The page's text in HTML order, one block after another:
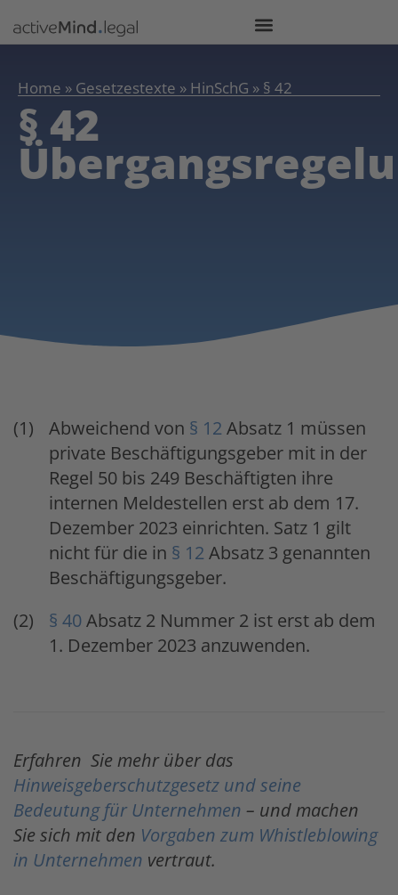
Home » Gesetzestexte » HinSchG » § 42
§ 42
Abweichend von § 12 Absatz 1 müssen
private Beschäftigungsgeber mit in der
Regel 50 bis 249 Beschäftigten ihre
internen Meldestellen erst ab dem 17.
Dezember 2023 einrichten. Satz 1 gilt
nicht für die in § 12 Absatz 3 genannten
Beschäftigungsgeber.
§ 40Absatz 2 Nummer 2 ist erst ab dem
1. Dezember 2023 anzuwenden.
Erfahren Sie mehr über das
Hinweisgeberschutzgesetz und seine
Bedeutung für Unternehmen – und machen
Sie sich mit den Vorgaben zum Whistleblowing
in Unternehmen vertraut.